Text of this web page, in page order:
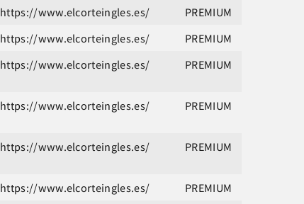
https://www.elcorteingles.es/
PREMIUM
https://www.elcorteingles.es/
PREMIUM
https://www.elcorteingles.es/ PREMIUM
https://www.elcorteingles.es/ PREMIUM
https://www.elcorteingles.es/ PREMIUM
https://www.elcorteingles.es/
PREMIUM